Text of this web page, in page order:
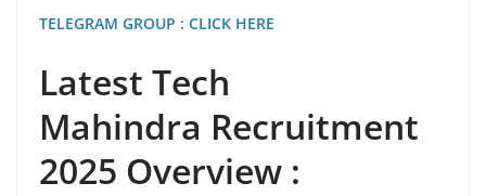
TELEGRAM GROUP : CLICK HERE
Latest Tech
Mahindra Recruitment
2025 Overview :